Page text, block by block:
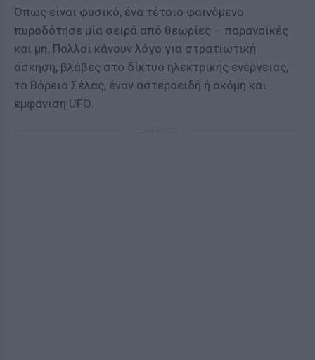
Όπως είναι φυσικό, ένα τέτοιο φαινόμενο
πυροδότησε μία σειρά από θεωρίες – παρανοϊκές
και μη. Πολλοί κάνουν λόγο για στρατιωτική
άσκηση, βλάβες στο δίκτυο ηλεκτρικής ενέργειας,
το Βόρειο Σέλας, έναν αστεροειδή ή ακόμη και
εμφάνιση UFO.